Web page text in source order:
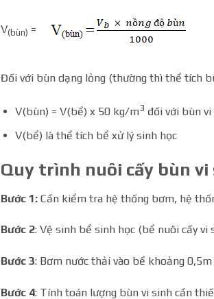
V(bùn) =
Đối với bùn dạng lỏng (thường thì thể tích
V(bùn) = V(bể) x 50 kg/m3 đối với bùn
V(bể) là thể tích bể xử lý sinh học
Quy trình nuôi cấy bùn vi
Bước 1: Cần kiểm tra hệ thống bơm, hệ
Bước 2: Vệ sinh bể sinh học (bể nuôi cấy vi
Bước 3: Bơm nước thải vào bể khoảng
Bước 4: Tính toán lượng bùn vi sinh cần